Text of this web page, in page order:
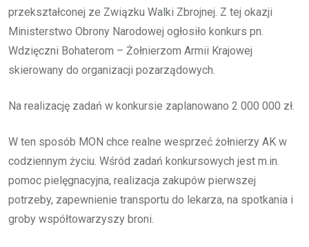
przekształconej ze Związku Walki Zbrojnej. Z tej okazji
Ministerstwo Obrony Narodowej ogłosiło konkurs pn.
Wdzięczni Bohaterom – Żołnierzom Armii Krajowej
skierowany do organizacji pozarządowych.
Na realizację zadań w konkursie zaplanowano 2 000 000 zł.
W ten sposób MON chce realne wesprzeć żołnierzy AK w
codziennym życiu. Wśród zadań konkursowych jest m.in.
pomoc pielęgnacyjna, realizacja zakupów pierwszej
potrzeby, zapewnienie transportu do lekarza, na spotkania i
groby współtowarzyszy broni.